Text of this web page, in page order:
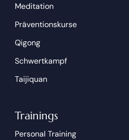
Meditation
Präventionskurse
Qigong
Schwertkampf
Taijiquan
Trainings
Personal Training